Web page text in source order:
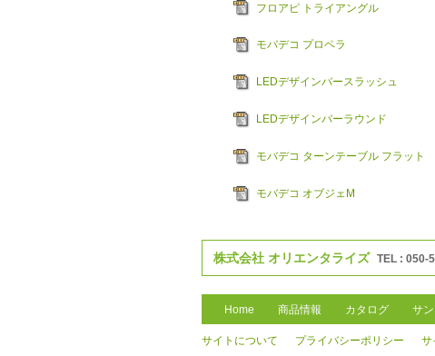
フロアピ トライアングル
モバデコ プロペラ
LEDデザインバースラッシュ
LEDデザインバーラウンド
モバデコ ターンテーブル フラット
モバデコ オブジェM
株式会社 オリエンタライズ TEL : 050-
Home 商品情報 カタログ サ
サイトについて プライバシーポリシー サ